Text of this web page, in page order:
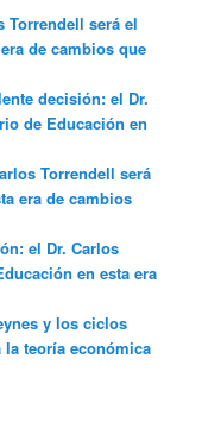
Torrendell será el
de cambios que
decisión: el Dr.
de Educación en
Torrendell será
era de cambios
el Dr. Carlos
en esta era
y los ciclos
teoría económica